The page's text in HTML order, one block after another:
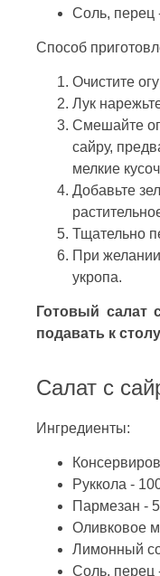
Соль, перец
Способ
Очистите
Лук
Смешайте
сайру,
мелкие
Добавьте
Тщательно
При
укропа.
Готовый салат
подавать к
Салат с
Ингредиенты:
Руккола -
Пармезан -
Оливковое
Лимонный
Соль, перец